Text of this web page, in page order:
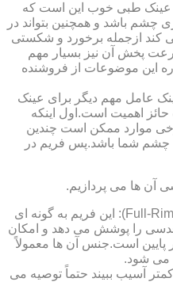
عینک طبی خوب این است که
چشم باشد و همچنین بتواند در
کند ازجمله برخورد و شکستی
پخش آن نیز بسیار مهم
این موضوعات از فروشنده
عامل مهم دیگر برای عینک
اهمیت است.اول اینکه
موارد ممکن است چندین
چشم شما باشد.پس فریم در
آن ها می پردازیم.
عینک های با فریم های کامل (Full-Rimmed): این فریم به گونه ای
را پوشش می دهد و امکان
است.جنس آن ها معمولاً
می شود.
آسیب ببیند حتماً توصیه می